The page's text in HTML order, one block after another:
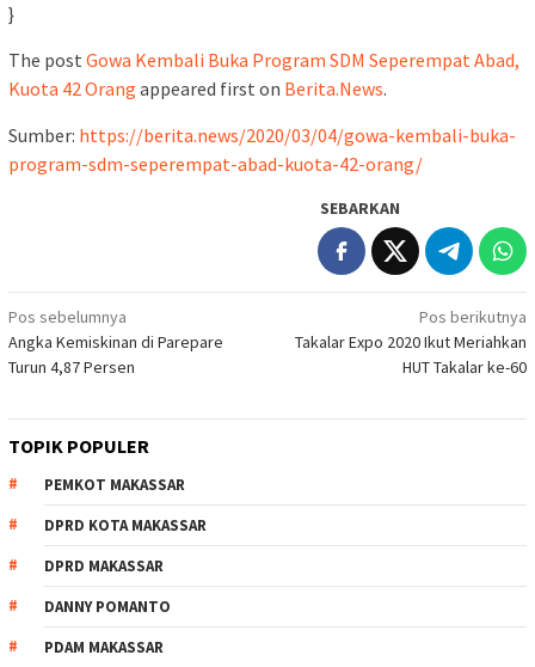
}
The post Gowa Kembali Buka Program SDM Seperempat Abad,
Kuota 42 Orang appeared first on Berita.News.
Sumber: https://berita.news/2020/03/04/gowa-kembali-buka-
program-sdm-seperempat-abad-kuota-42-orang/
SEBARKAN
Navigasi
pos
Pos sebelumnya
Angka Kemiskinan di Parepare
Turun 4,87 Persen
Pos berikutnya
Takalar Expo 2020 Ikut Meriahkan
HUT Takalar ke-60
TOPIK POPULER
PEMKOT MAKASSAR
DPRD KOTA MAKASSAR
DPRD MAKASSAR
DANNY POMANTO
PDAM MAKASSAR